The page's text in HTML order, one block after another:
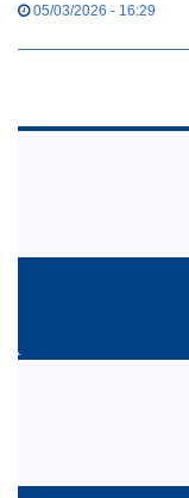
05/03/2026 - 16:29